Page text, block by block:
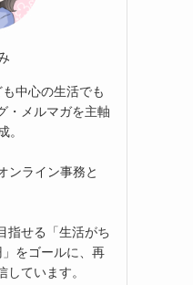
中心の生活でも
・メルマガを主軸
。
ンライン事務と
指せる「生活がち
をゴールに、再
ています。